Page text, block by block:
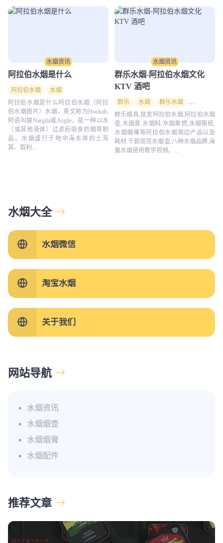
水烟资讯
阿拉伯水烟是什么
阿拉伯水烟
水烟
阿拉伯水烟是什么阿拉伯水烟（阿拉
伯水烟图片）水烟，英文称为Hookah,
阿语叫做Nargila或Argile，是一种以水
（或其他液体）过滤后吸食的烟草制
品。水烟盛行于地中海东岸的土耳
其、叙利...
水烟资讯
群乐水烟-阿拉伯水烟文化
KTV 酒吧
群乐 水烟 群乐水烟
群乐烟具
群乐烟具,批发阿拉伯水烟,阿拉伯水烟
壶,水烟膏,水烟料,水烟果燃,水烟锡纸,
水烟烟嘴等阿拉伯水烟周边产品以及
耗材.千款现货水烟壶,八种水烟品牌,海
量水烟使用教学视频。...
水烟大全
水烟微信
淘宝水烟
关于我们
网站导航
水烟资讯
水烟烟壶
水烟烟膏
水烟配件
推荐文章